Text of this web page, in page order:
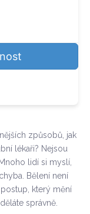
způsobů, jak
lékaři? Nejsou
lidí si myslí,
Bělení není
který mění
správně.